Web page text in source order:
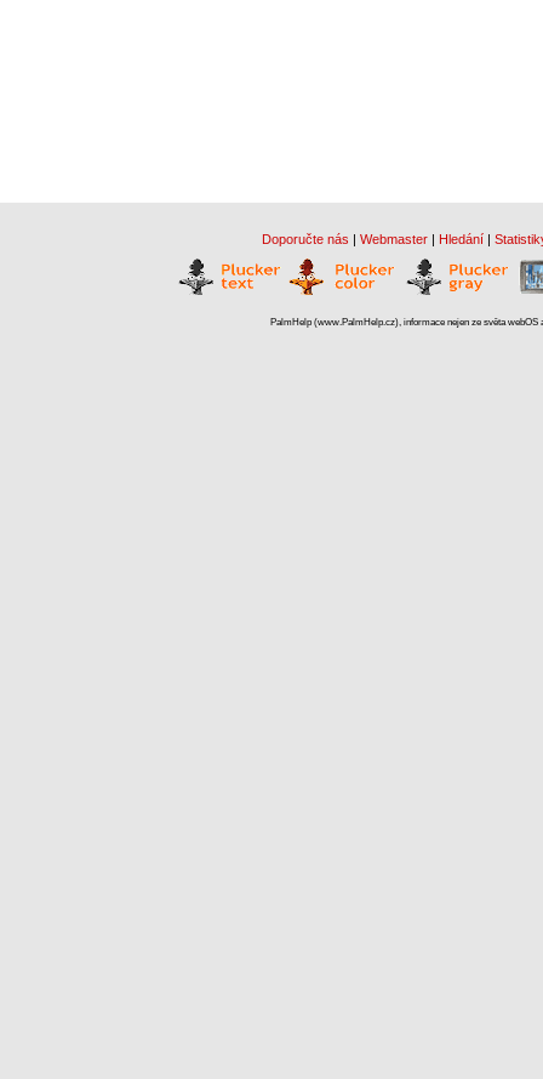
Doporučte nás | Webmaster | Hledání |
PalmHelp (www.PalmHelp.cz), informace nejen ze světa